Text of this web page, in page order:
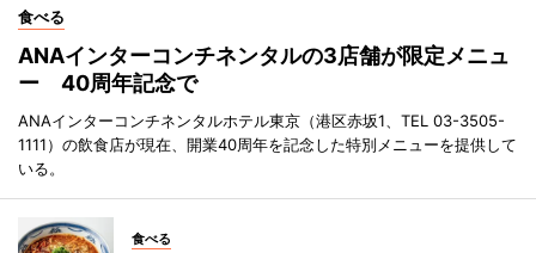
食べる
ANAインターコンチネンタルの3店舗が限定メニュ
ー 40周年記念で
ANAインターコンチネンタルホテル東京（港区赤坂1、TEL 03-3505-
1111）の飲食店が現在、開業40周年を記念した特別メニューを提供して
いる。
食べる